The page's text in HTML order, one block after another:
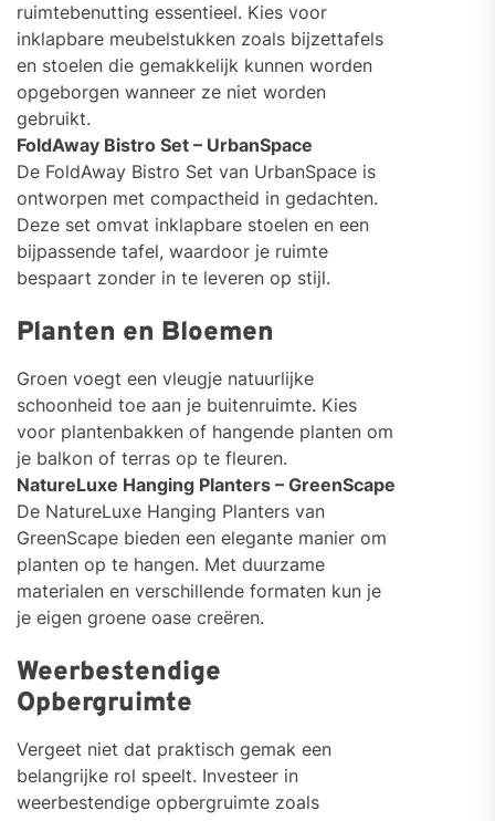
ruimtebenutting essentieel. Kies voor
inklapbare meubelstukken zoals bijzettafels
en stoelen die gemakkelijk kunnen worden
opgeborgen wanneer ze niet worden
gebruikt.
FoldAway Bistro Set – UrbanSpace
De FoldAway Bistro Set van UrbanSpace is
ontworpen met compactheid in gedachten.
Deze set omvat inklapbare stoelen en een
bijpassende tafel, waardoor je ruimte
bespaart zonder in te leveren op stijl.
Planten en Bloemen
Groen voegt een vleugje natuurlijke
schoonheid toe aan je buitenruimte. Kies
voor plantenbakken of hangende planten om
je balkon of terras op te fleuren.
NatureLuxe Hanging Planters – GreenScape
De NatureLuxe Hanging Planters van
GreenScape bieden een elegante manier om
planten op te hangen. Met duurzame
materialen en verschillende formaten kun je
je eigen groene oase creëren.
Weerbestendige
Opbergruimte
Vergeet niet dat praktisch gemak een
belangrijke rol speelt. Investeer in
weerbestendige opbergruimte zoals